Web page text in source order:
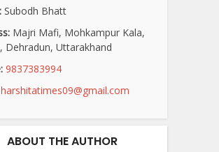
Subodh Bhatt
Majri Mafi, Mohkampur Kala,
Dehradun, Uttarakhand
9837383994
harshitatimes09@gmail.com
ABOUT THE AUTHOR